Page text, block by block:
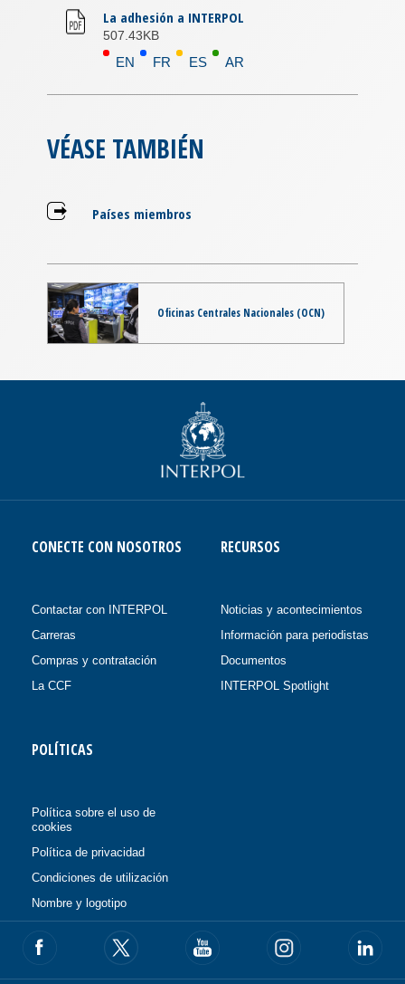
La adhesión a INTERPOL
507.43KB
EN FR ES AR
VÉASE TAMBIÉN
Países miembros
Oficinas Centrales Nacionales (OCN)
CONECTE CON NOSOTROS
Contactar con INTERPOL
Carreras
Compras y contratación
La CCF
RECURSOS
Noticias y acontecimientos
Información para periodistas
Documentos
INTERPOL Spotlight
POLÍTICAS
Política sobre el uso de
cookies
Política de privacidad
Condiciones de utilización
Nombre y logotipo